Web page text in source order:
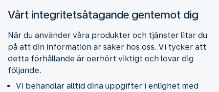
Vårt integritetsåtagande gentemot dig
När du använder våra produkter och tjänster litar du
på att din information är säker hos oss. Vi tycker att
detta förhållande är oerhört viktigt och lovar dig
följande.
Vi behandlar alltid dina uppgifter i enlighet med